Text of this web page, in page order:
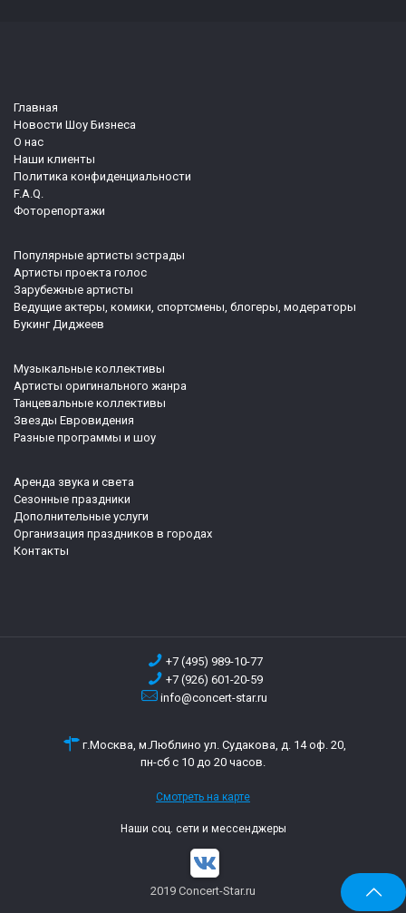
Главная
Новости Шоу Бизнеса
О нас
Наши клиенты
Политика конфиденциальности
F.A.Q.
Фоторепортажи
Популярные артисты эстрады
Артисты проекта голос
Зарубежные артисты
Ведущие актеры, комики, спортсмены, блогеры, модераторы
Букинг Диджеев
Музыкальные коллективы
Артисты оригинального жанра
Танцевальные коллективы
Звезды Евровидения
Разные программы и шоу
Аренда звука и света
Сезонные праздники
Дополнительные услуги
Организация праздников в городах
Контакты
+7 (495) 989-10-77
+7 (926) 601-20-59
info@concert-star.ru
г.Москва, м.Люблино ул. Судакова, д. 14 оф. 20,
пн-сб с 10 до 20 часов.
Смотреть на карте
Наши соц. сети и мессенджеры
2019 Concert-Star.ru